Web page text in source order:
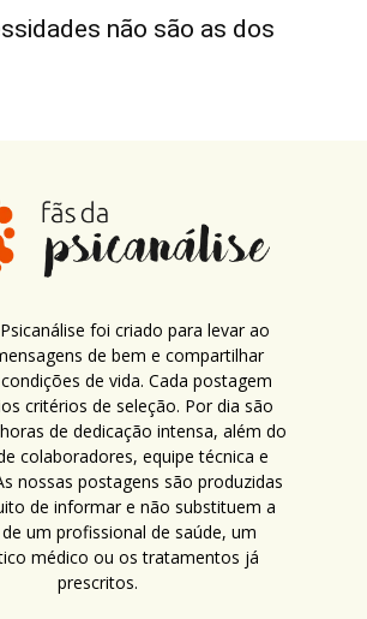
não são as dos
foi criado para levar ao
de bem e compartilhar
de vida. Cada postagem
critérios de seleção. Por dia são
de dedicação intensa, além do
colaboradores, equipe técnica e
nossas postagens são produzidas
de informar e não substituem a
um profissional de saúde, um
médico ou os tratamentos já
prescritos.